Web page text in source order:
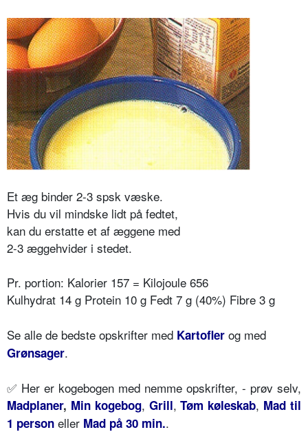
Et æg binder 2-3 spsk væske.
Hvis du vil mindske lidt på fedtet,
kan du erstatte et af æggene med
2-3 æggehvider i stedet.
Pr. portion: Kalorier 157 = Kilojoule 656
Kulhydrat 14 g Protein 10 g Fedt 7 g (40%) Fibre 3 g
Se alle de bedste opskrifter med Kartofler og med
Grønsager.
✅ Her er kogebogen med nemme opskrifter, - prøv selv,
Madplaner, Min kogebog, Grill,Tøm køleskab, Mad til
1 person eller Mad på 30 min..